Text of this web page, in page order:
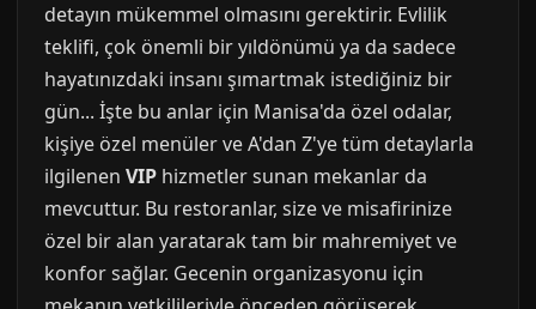
detayın mükemmel olmasını gerektirir. Evlilik
teklifi, çok önemli bir yıldönümü ya da sadece
hayatınızdaki insanı şımartmak istediğiniz bir
gün... İşte bu anlar için Manisa'da özel odalar,
kişiye özel menüler ve A'dan Z'ye tüm detaylarla
ilgilenen VIP hizmetler sunan mekanlar da
mevcuttur. Bu restoranlar, size ve misafirinize
özel bir alan yaratarak tam bir mahremiyet ve
konfor sağlar. Gecenin organizasyonu için